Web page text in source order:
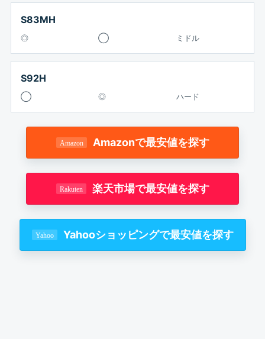
S83MH
◎ ◯ ミドル
S92H
◯ ◎ ハード
Amazonで最安値を探す
楽天市場で最安値を探す
Yahooショッピングで最安値を探す